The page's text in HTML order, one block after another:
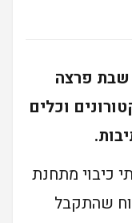
שבת פרצה
וכלים
כיבוי מתחנת
שהתקבל